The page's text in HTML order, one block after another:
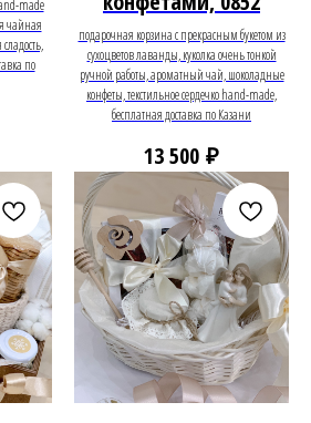
made
чайная
по
подарочная корзина с прекрасным букетом из
сухоцветов лаванды, куколка очень тонкой
ручной работы, ароматный чай, шоколадные
конфеты, текстильное сердечко hand-made,
бесплатная доставка по Казани
13 500 ₽